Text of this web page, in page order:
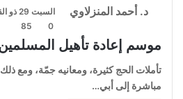
د. أحمد المنزلاوي
السبت 29 ذو القعدة 1447هـ 16-5-2026م
0
85
موسم إعادة تأهيل
تأملات الحج كثيرة، ومعانيه جمّة، ومع ذلك
مباشرة إلى أبي…